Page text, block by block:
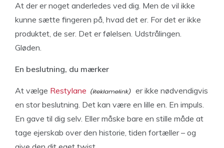
At der er noget anderledes ved dig. Men de vil ikke
kunne sætte fingeren på, hvad det er. For det er ikke
produktet, de ser. Det er følelsen. Udstrålingen.
Gløden.
En beslutning, du mærker
At vælge Restylane
er ikke nødvendigvis
en stor beslutning. Det kan være en lille en. En impuls.
En gave til dig selv. Eller måske bare en stille måde at
tage ejerskab over den historie, tiden fortæller – og